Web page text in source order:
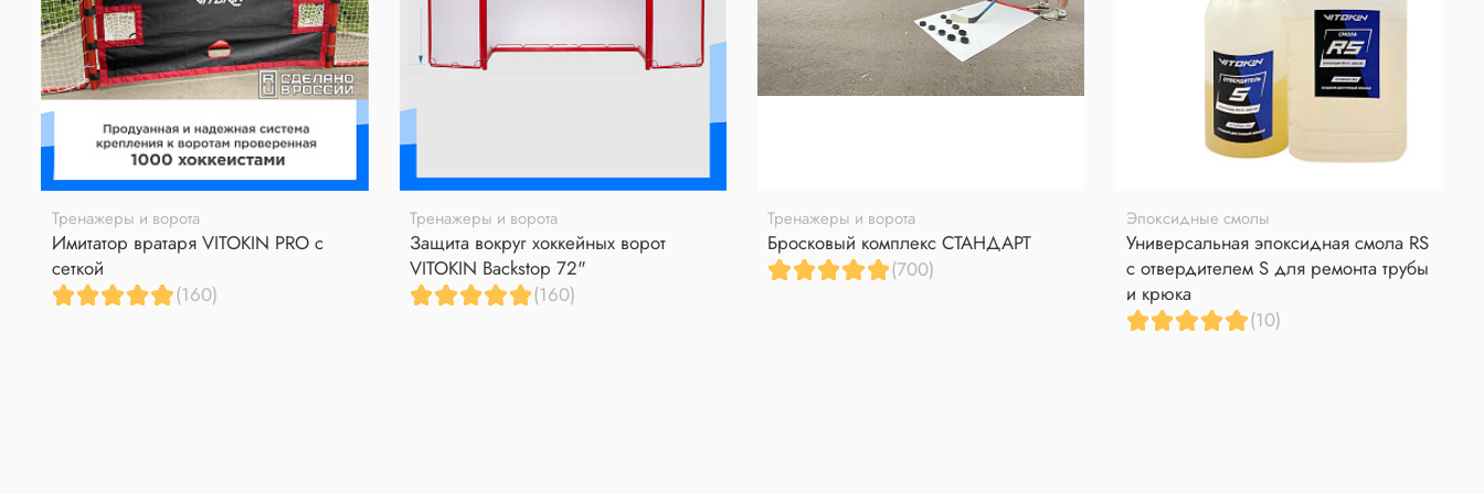
Тренажеры и ворота
Имитатор вратаря VITOKIN PRO с
сеткой
(160)
Тренажеры и ворота
Защита вокруг хоккейных ворот
VITOKIN Backstop 72"
(160)
Тренажеры и ворота
Бросковый комплекс СТАНДАРТ
(700)
Эпоксидные смолы
Универсальная эпоксидная смола RS
с отвердителем S для ремонта трубы
и крюка
(10)